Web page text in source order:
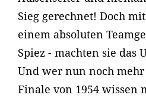
Sieg gerechnet! Doch
einem absoluten
Spiez - machten sie das
Und wer nun noch
Finale von 1954 wissen